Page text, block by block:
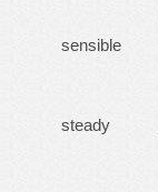
sensible
steady